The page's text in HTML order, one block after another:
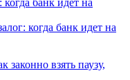
когда банк идет на